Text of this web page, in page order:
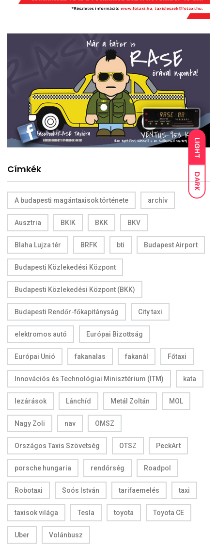
LIGHT
DARK
Címkék
A budapesti magántaxisok története archív
Ausztria BKIK BKK BKV
Blaha Lujza tér BRFK bti Budapest Airport
Budapesti Közlekedési Központ
Budapesti Közlekedési Központ (BKK)
Budapesti Rendőr-főkapitányság City taxi
elektromos autó Európai Bizottság
Európai Unió fakanalas fakanál Főtaxi
Innovációs és Technológiai Minisztérium (ITM) kata
lezárások Lánchíd Metál Zoltán MOL
Nagy Zoli nav OMSZ
Országos Taxis Szövetség OTSZ PeckArt
porsche hungaria rendőrség Roadpol
Robotaxi Soós István tarifaemelés taxi
taxisok világa Tesla toyota Toyota CE
Uber Volánbusz